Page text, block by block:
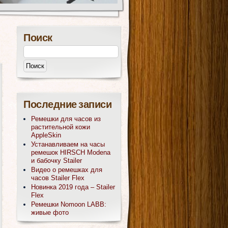
Поиск
Последние записи
Ремешки для часов из
растительной кожи
AppleSkin
Устанавливаем на часы
ремешок HIRSCH Modena
и бабочку Stailer
Видео о ремешках для
часов Stailer Flex
Новинка 2019 года – Stailer
Flex
Ремешки Nomoon LABB:
живые фото